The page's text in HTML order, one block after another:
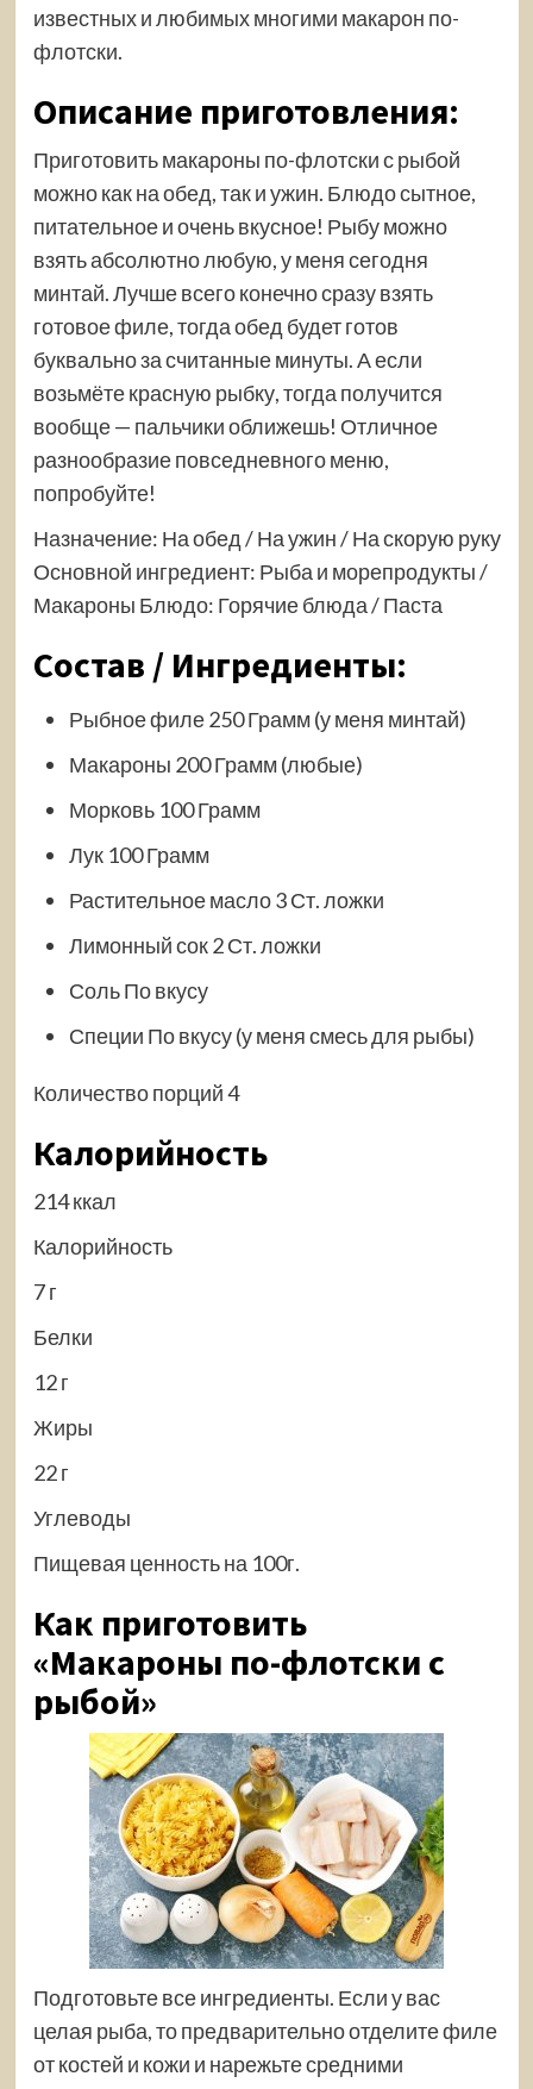
известных и любимых многими макарон по-
флотски.
Описание приготовления:
Приготовить макароны по-флотски с рыбой
можно как на обед, так и ужин. Блюдо сытное,
питательное и очень вкусное! Рыбу можно
взять абсолютно любую, у меня сегодня
минтай. Лучше всего конечно сразу взять
готовое филе, тогда обед будет готов
буквально за считанные минуты. А если
возьмёте красную рыбку, тогда получится
вообще — пальчики оближешь! Отличное
разнообразие повседневного меню,
попробуйте!
Назначение: На обед / На ужин / На скорую руку
Основной ингредиент: Рыба и морепродукты /
Макароны Блюдо: Горячие блюда / Паста
Состав / Ингредиенты:
Рыбное филе 250 Грамм (у меня минтай)
Макароны 200 Грамм (любые)
Морковь 100 Грамм
Лук 100 Грамм
Растительное масло 3 Ст. ложки
Лимонный сок 2 Ст. ложки
Соль По вкусу
Специи По вкусу (у меня смесь для рыбы)
Количество порций 4
Калорийность
214 ккал
Калорийность
7 г
Белки
12 г
Жиры
22 г
Углеводы
Пищевая ценность на 100г.
Как приготовить
«Макароны по-флотски с
рыбой»
Подготовьте все ингредиенты. Если у вас
целая рыба, то предварительно отделите филе
от костей и кожи и нарежьте средними